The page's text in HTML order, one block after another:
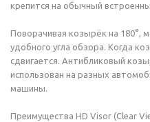
крепится на обычный
Поворачивая козырёк на 180°,
удобного угла обзора. Когда
сдвигается. Антибликовый
использован на разных
машины.
Преимущества HD Visor (Clear